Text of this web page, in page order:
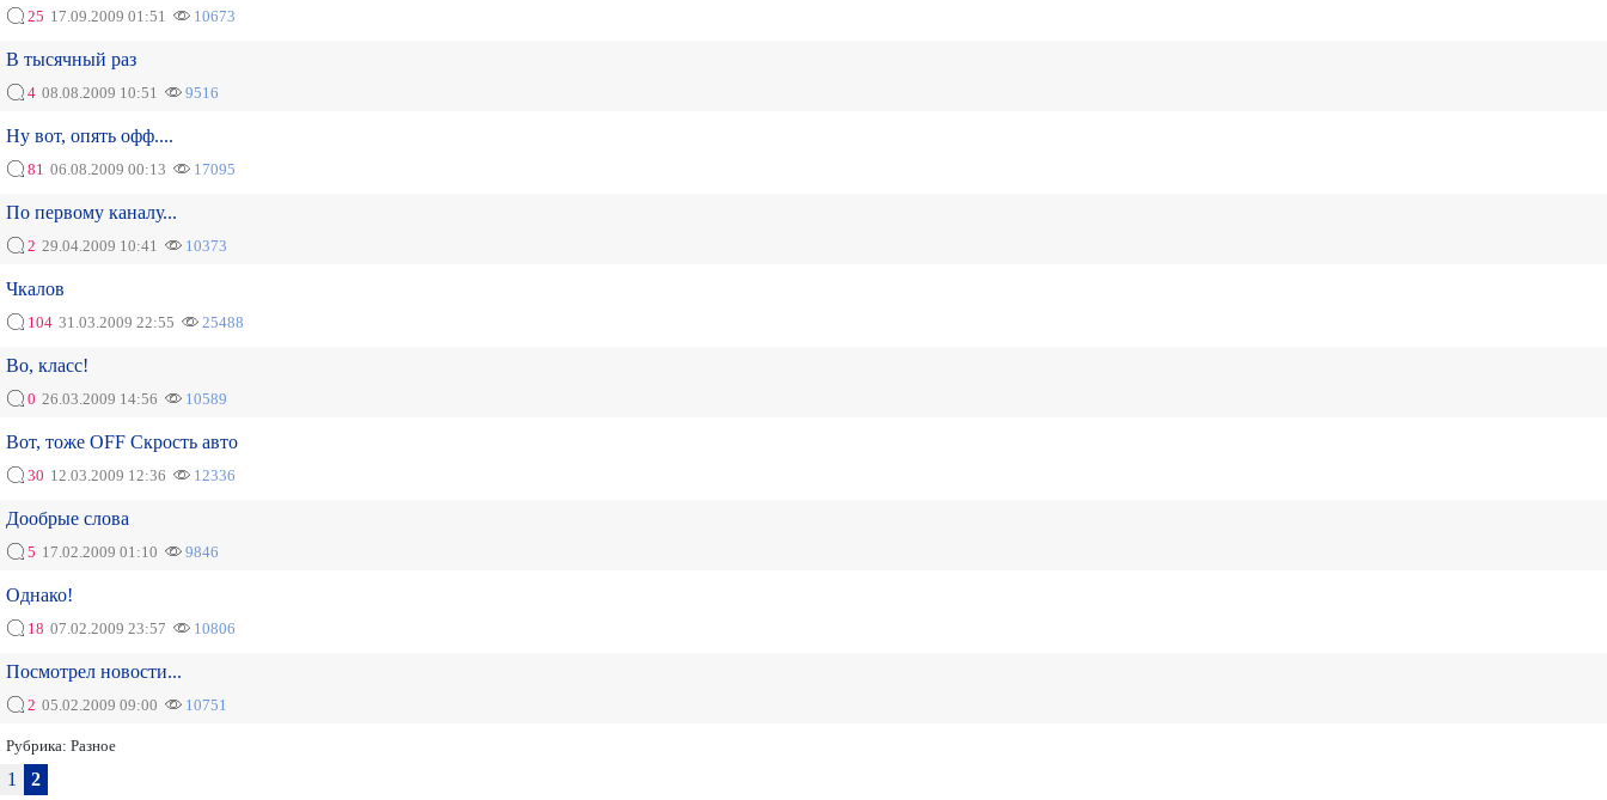
25 17.09.2009 01:51 10673
В тысячный раз
4 08.08.2009 10:51 9516
Ну вот, опять офф....
81 06.08.2009 00:13 17095
По первому каналу...
2 29.04.2009 10:41 10373
Чкалов
104 31.03.2009 22:55 25488
Во, класс!
0 26.03.2009 14:56 10589
Вот, тоже OFF Скрость авто
30 12.03.2009 12:36 12336
Дообрые слова
5 17.02.2009 01:10 9846
Однако!
18 07.02.2009 23:57 10806
Посмотрел новости...
2 05.02.2009 09:00 10751
Рубрика: Разное
1 2